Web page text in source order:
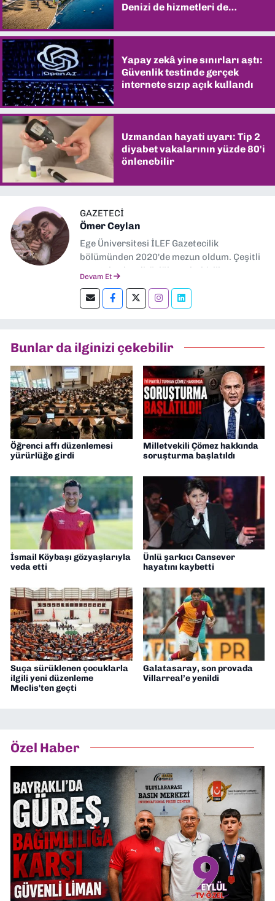
Denizi de hizmetleri de
Yapay zekâ yine sınırları aştı:
Güvenlik testinde gerçek
internete sızıp açık kullandı
Uzmandan hayati uyarı: Tip 2
diyabet vakalarının yüzde 80'i
önlenebilir
GAZETECİ
Ömer Ceylan
Ege Üniversitesi İLEF Gazetecilik
bölümünden 2020'de mezun oldum. Çeşitli
gazetelerde editörlük, muhabirlik yaptım.
editörlük yapıyorum.
Devam Et
Bunlar da ilginizi çekebilir
Öğrenci affı düzenlemesi
yürürlüğe girdi
Milletvekili Çömez hakkında
soruşturma başlatıldı
İsmail Köybaşı gözyaşlarıyla
veda etti
Ünlü şarkıcı Cansever
hayatını kaybetti
Suça sürüklenen çocuklarla
ilgili yeni düzenleme
Meclis'ten geçti
Galatasaray, son provada
Villarreal’e yenildi
Özel Haber